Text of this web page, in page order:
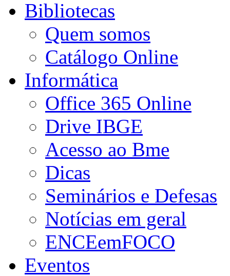
Bibliotecas
Quem somos
Catálogo Online
Informática
Office 365 Online
Drive IBGE
Acesso ao Bme
Dicas
Seminários e Defesas
Notícias em geral
ENCEemFOCO
Eventos